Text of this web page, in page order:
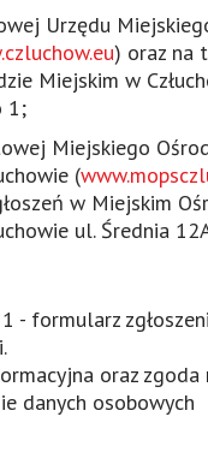
Urzędu
) oraz na
Miejskim w
1;
Miejskiego
(
w Miejskim
ul. Średnia
1 - formularz
oraz zgoda
danych osobowych